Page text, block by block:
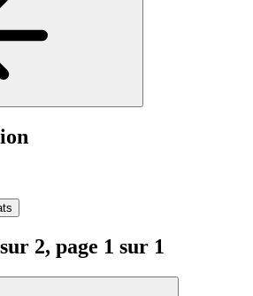
2, page 1 sur 1